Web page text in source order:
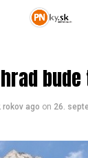
rokov ago on 26.